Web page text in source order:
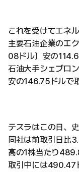
これを受けてエネ
主要石油企業のエ
08ドル）安の
石油大手シェブロ
安の146.75ドルで
テスラはこの日、
同社は前取引日比
高の1株当たり
取引中には490.47